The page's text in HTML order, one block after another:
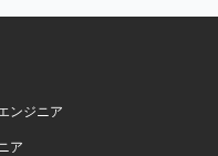
ンジニア
ア